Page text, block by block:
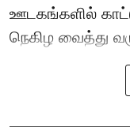
ஊடகங்களில்
நெகிழ வைத்து